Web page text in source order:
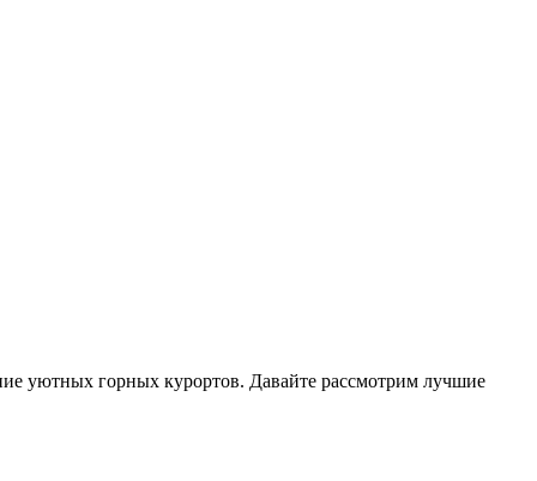
уютных горных курортов. Давайте рассмотрим лучшие